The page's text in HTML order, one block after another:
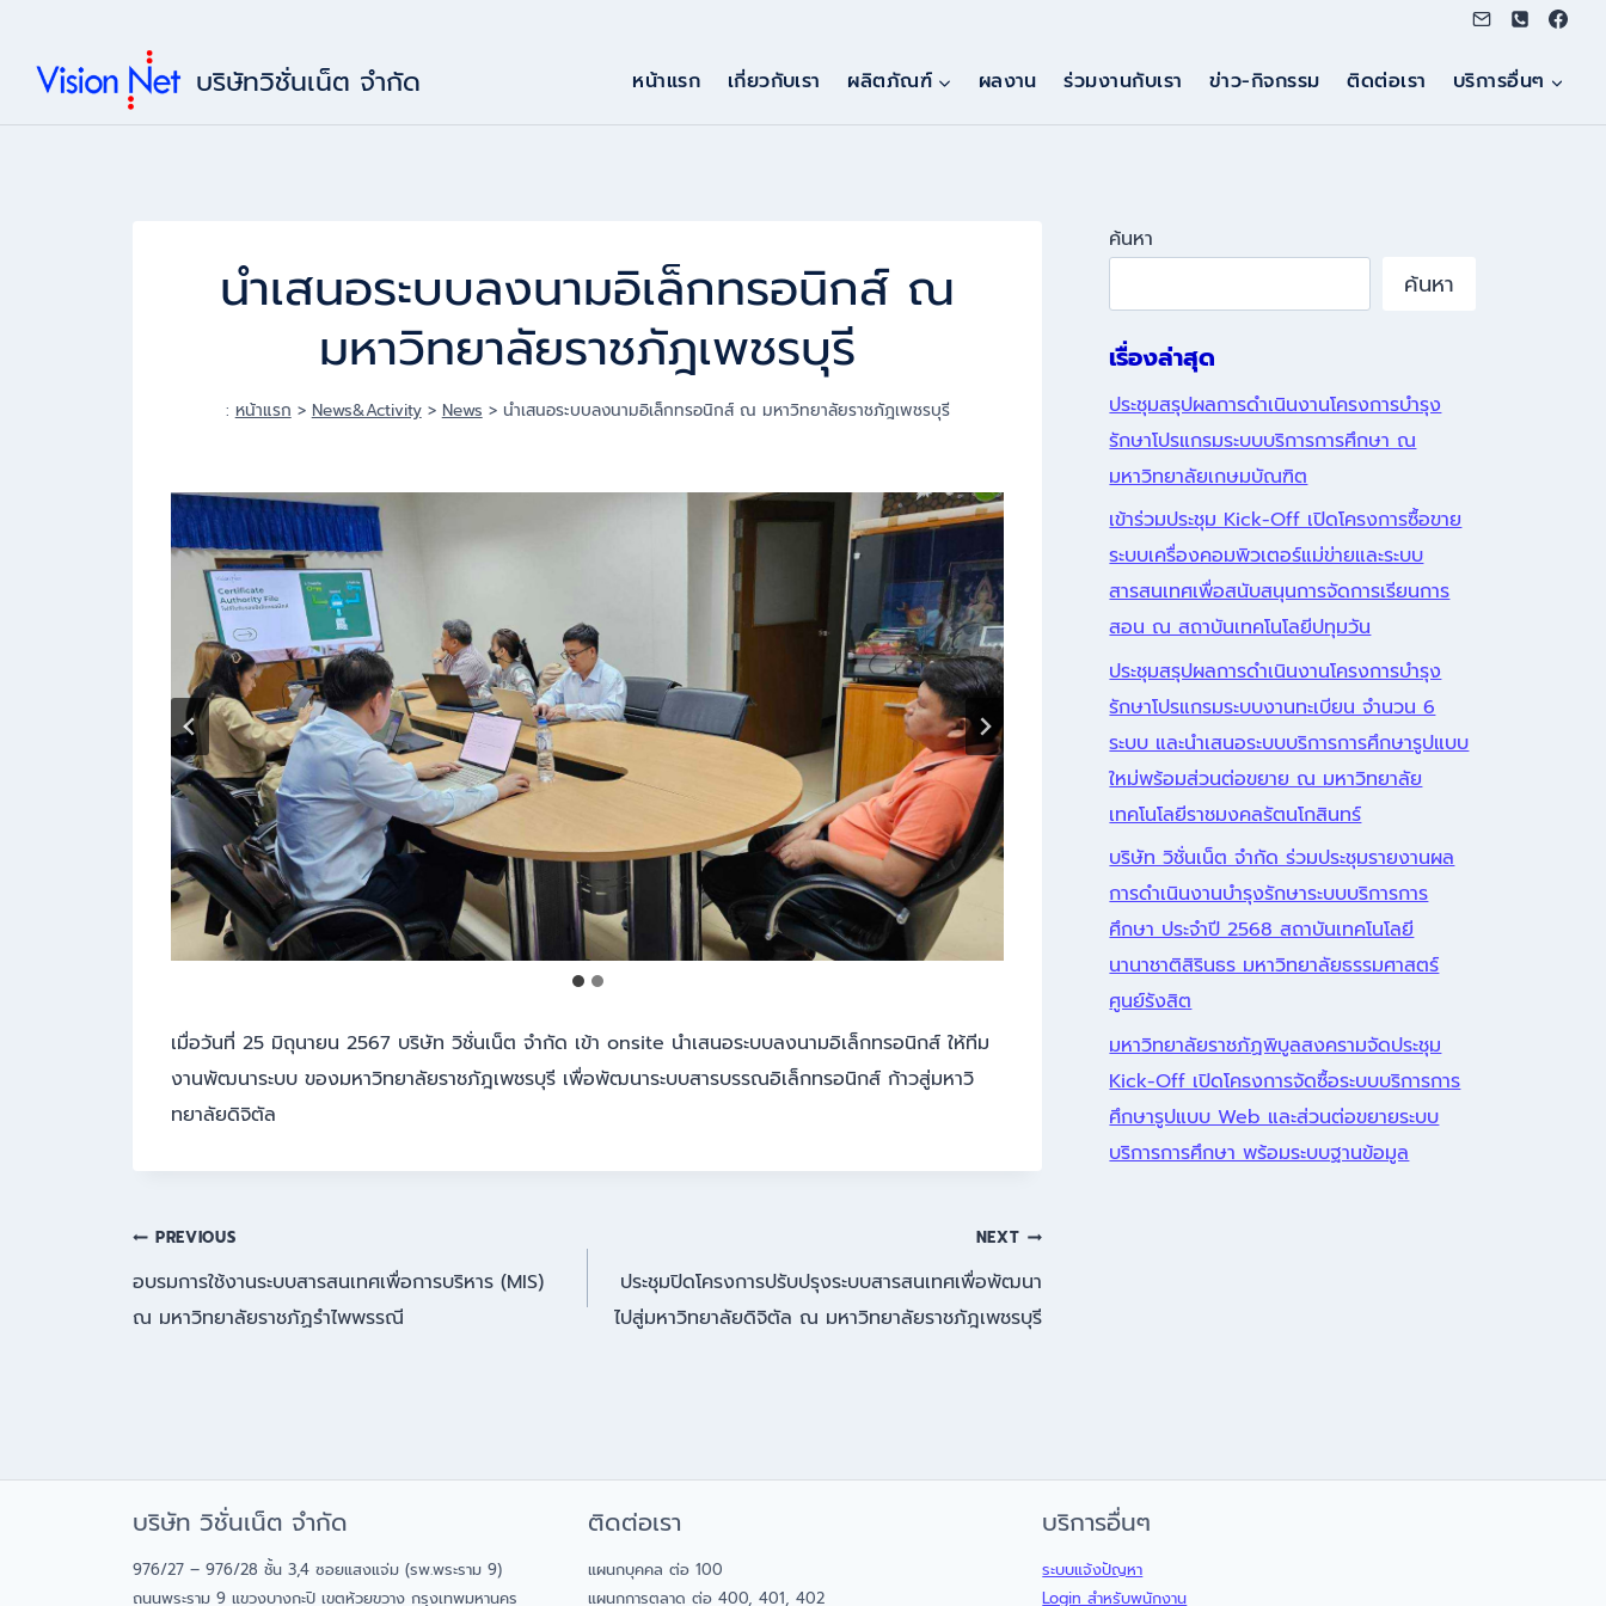
content
บริษัทวิชั่นเน็ต จำกัด หน้าแรก เกี่ยวกับเรา ผลิตภัณฑ์ ผลงาน ร่วมงานกับเรา ข่าว-กิจกรรม ติดต่อเรา บริการอื่นๆ
นำเสนอระบบลงนามอิเล็กทรอนิกส์ ณ
มหาวิทยาลัยราชภัฎเพชรบุรี
: หน้าแรก > News&Activity> News > นำเสนอระบบลงนามอิเล็กทรอนิกส์ ณ มหาวิทยาลัยราชภัฎเพชรบุรี
เมื่อวันที่ 25 มิถุนายน 2567 บริษัท วิชั่นเน็ต จำกัด เข้า onsite นำเสนอระบบลงนามอิเล็กทรอนิกส์ ให้ทีม
งานพัฒนาระบบ ของมหาวิทยาลัยราชภัฎเพชรบุรี เพื่อพัฒนาระบบสารบรรณอิเล็กทรอนิกส์ ก้าวสู่มหาวิ
ทยาลัยดิจิตัล
แนะแนว
เรื่อง
PREVIOUS
อบรมการใช้งานระบบสารสนเทศเพื่อการบริหาร (MIS)
ณ มหาวิทยาลัยราชภัฏรำไพพรรณี
NEXT
ประชุมปิดโครงการปรับปรุงระบบสารสนเทศเพื่อพัฒนา
ไปสู่มหาวิทยาลัยดิจิตัล ณ มหาวิทยาลัยราชภัฎเพชรบุรี
ค้นหา
ค้นหา
เรื่องล่าสุด
ประชุมสรุปผลการดำเนินงานโครงการบำรุง
รักษาโปรแกรมระบบบริการการศึกษา ณ
มหาวิทยาลัยเกษมบัณฑิต
เข้าร่วมประชุม Kick-Off เปิดโครงการซื้อขาย
ระบบเครื่องคอมพิวเตอร์แม่ข่ายและระบบ
สารสนเทศเพื่อสนับสนุนการจัดการเรียนการ
สอน ณ สถาบันเทคโนโลยีปทุมวัน
ประชุมสรุปผลการดำเนินงานโครงการบำรุง
รักษาโปรแกรมระบบงานทะเบียน จำนวน 6
ระบบ และนำเสนอระบบบริการการศึกษารูปแบบ
ใหม่พร้อมส่วนต่อขยาย ณ มหาวิทยาลัย
เทคโนโลยีราชมงคลรัตนโกสินทร์
บริษัท วิชั่นเน็ต จำกัด ร่วมประชุมรายงานผล
การดำเนินงานบำรุงรักษาระบบบริการการ
ศึกษา ประจำปี 2568 สถาบันเทคโนโลยี
นานาชาติสิรินธร มหาวิทยาลัยธรรมศาสตร์
ศูนย์รังสิต
มหาวิทยาลัยราชภัฏพิบูลสงครามจัดประชุม
Kick-Off เปิดโครงการจัดซื้อระบบบริการการ
ศึกษารูปแบบ Web และส่วนต่อขยายระบบ
บริการการศึกษา พร้อมระบบฐานข้อมูล
บริษัท วิชั่นเน็ต จำกัด
976/27 – 976/28 ชั้น 3,4 ซอยแสงแจ่ม (รพ.พระราม 9)
ถนนพระราม 9 แขวงบางกะปิ เขตห้วยขวาง กรุงเทพมหานคร
ติดต่อเรา
แผนกบุคคล ต่อ 100
แผนกการตลาด ต่อ 400, 401, 402
บริการอื่นๆ
ระบบแจ้งปัญหา
Login สำหรับพนักงาน